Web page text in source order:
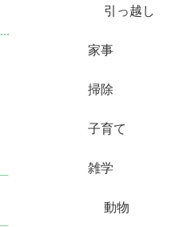
引っ越し
家事
掃除
子育て
雑学
動物